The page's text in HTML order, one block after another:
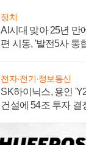
정치
AI시대 맞아 25년 만
편 시동, '발전5사 통
전자·전기·정보통신
SK하이닉스, 용인
건설에 54조 투자 결